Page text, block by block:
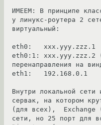
ИМЕЕМ: В принципе
у линукс-роутера 2
виртуальный:
eth0:   xxx.yyy.zzz.1
eth0:1: xxx.yyy.zzz.2
перенаправления на
eth1:   192.168.0.1
Внутри локальной сети
сервак, на котором
(для всех),  Exchange
сети, но 25 порт для